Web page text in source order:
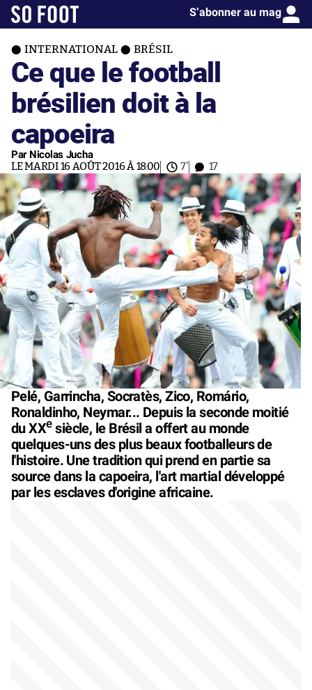
S’abonner au mag
INTERNATIONAL BRÉSIL
Ce que le football
brésilien doit à la
capoeira
Par Nicolas Jucha
LE MARDI 16 AOÛT 2016 À 18:00 7' 17
Pelé, Garrincha, Socratès, Zico, Romário,
Ronaldinho, Neymar... Depuis la seconde moitié
du XXesiècle, le Brésil a offert au monde
quelques-uns des plus beaux footballeurs de
l'histoire. Une tradition qui prend en partie sa
source dans la capoeira, l'art martial développé
par les esclaves d'origine africaine.